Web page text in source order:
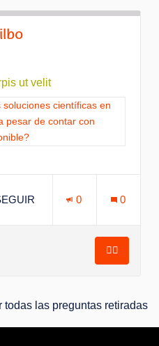
ut velit
¿Por qué no se aplican
científicas en
pesar de contar con
Ciencia
SEGUIDORAS 0 0
👍🏽
todas las preguntas retiradas